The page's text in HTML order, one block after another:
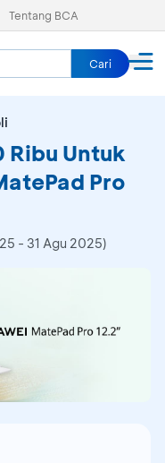
Tentang BCA
Cari
Untuk
Pro
- 31 Agu 2025)